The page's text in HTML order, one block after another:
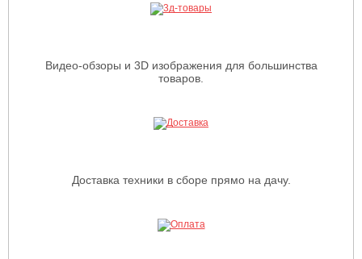
Видео-обзоры и 3D изображения для большинства
товаров.
Доставка техники в сборе прямо на дачу.